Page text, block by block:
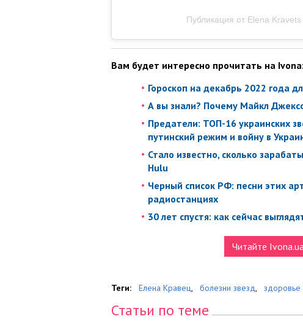
Публикация от Elena
Вам будет интересно прочитать на Ivona:
Гороскоп на декабрь 2022 года
А вы знали? Почему Майкл
Предатели: ТОП-16 украинских
путинский режим и войну в
Стало известно, сколько
Hulu
Черный список РФ: песни этих
радиостанциях
30 лет спустя: как сейчас
Читайте
Теги: Елена Кравец, болезни звезд, здоровье
Статьи по теме